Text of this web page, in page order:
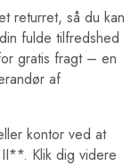
returret, så du kan
fulde tilfredshed
gratis fragt – en
af
kontor ved at
Klik dig videre